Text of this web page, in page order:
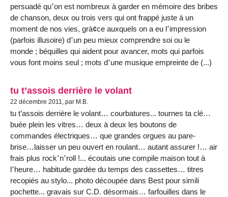
persuadé qu՚on est nombreux à garder en mémoire des bribes
de chanson, deux ou trois vers qui ont frappé juste à un
moment de nos vies, grà¢ce auxquels on a eu l՚impression
(parfois illusoire) d՚un peu mieux comprendre soi ou le
monde ; béquilles qui aident pour avancer, mots qui parfois
vous font moins seul ; mots d՚une musique empreinte de (...)
tu t’assois derrière le volant
22 décembre 2011, par M.B.
tu t’assois derrière le volant… courbatures... tournes ta clé…
buée plein les vitres… deux à deux les boutons de
commandes électriques… que grandes orgues au pare-
brise…laisser un peu ouvert en roulant… autant assurer !… air
frais plus rock՚n՚roll !... écoutais une compile maison tout à
l՚heure… habitude gardée du temps des cassettes… titres
recopiés au stylo... photo découpée dans Best pour simili
pochette... gravais sur C.D. désormais… farfouilles dans le